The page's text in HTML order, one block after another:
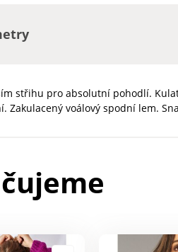
střihu pro absolutní pohodlí.
voálový spodní lem.